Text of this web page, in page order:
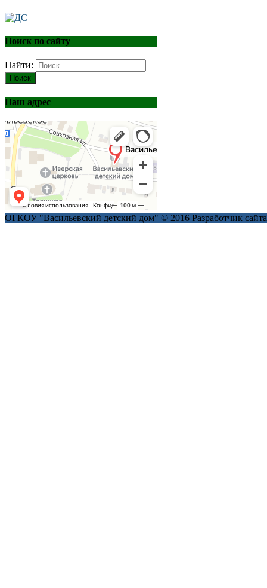
Поиск по сайту
Найти:
Наш адрес
ОГКОУ "Васильевский детский дом" © 2016 Разработчик